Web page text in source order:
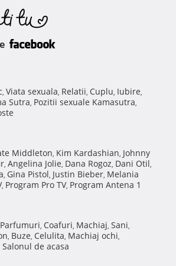
, Viata sexuala, Relatii, Cuplu, Iubire,
Sutra, Pozitii sexuale Kamasutra,
Middleton, Kim Kardashian, Johnny
, Angelina Jolie, Dana Rogoz, Dani Otil,
, Gina Pistol, Justin Bieber, Melania
, Program Pro TV, Program Antena 1
Parfumuri, Coafuri, Machiaj, Sani,
, Buze, Celulita, Machiaj ochi,
Salonul de acasa